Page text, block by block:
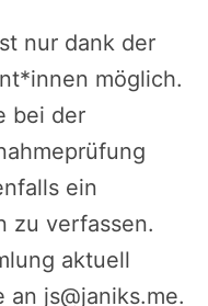
nur dank der
möglich.
bei der
ein
zu verfassen.
aktuell
an js@janiks.me.